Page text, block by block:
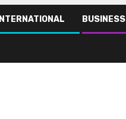
INTERNATIONAL BUSINESS